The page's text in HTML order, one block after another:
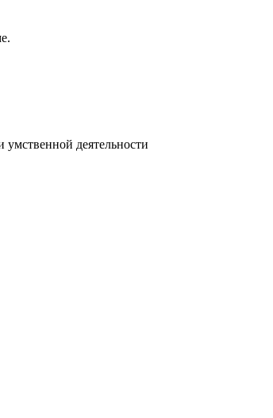
умственной деятельности